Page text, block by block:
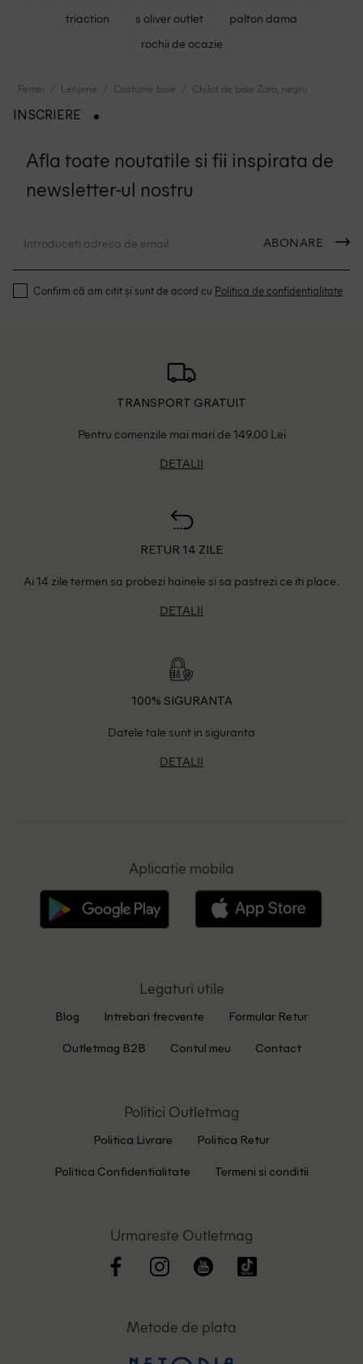
triaction
s oliver outlet
palton dama
rochii de ocazie
Femei Lenjerie Costume baie Chilot de baie Zara, negru
INSCRIERE
Afla toate noutatile si fii inspirata de
newsletter-ul nostru
ABONARE
Confirm că am citit și sunt de acord cu Politica de confidentialitate
TRANSPORT GRATUIT
Pentru comenzile mai mari de 149.00 Lei
DETALII
RETUR 14 ZILE
Ai 14 zile termen sa probezi hainele si sa pastrezi ce iti place.
DETALII
100% SIGURANTA
Datele tale sunt in siguranta
DETALII
Aplicatie mobila
Legaturi utile
Blog Intrebari frecvente Formular Retur
Outletmag B2B Contul meu Contact
Politici Outletmag
Politica Livrare Politica Retur
Politica Confidentialitate Termeni si conditii
Urmareste Outletmag
Metode de plata